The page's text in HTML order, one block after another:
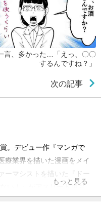
言、多かった…「えっ、〇〇
するんですね？」
次の記事
。デビュー作『マンガで
療業界を描いた漫画をメイ
ーマシストを描いた『ドー
い！』がアスリート用お
もっと見る